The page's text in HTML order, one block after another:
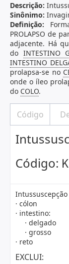
Descrição:
Sinônimo:
Definição:
PROLAPSO de
adjacente. Há
do INTESTINO
INTESTINO
prolapsa-se no
onde o íleo
do COLO.
Código:
· cólon
· intestino:
· delgado
· grosso
· reto
EXCLUI: